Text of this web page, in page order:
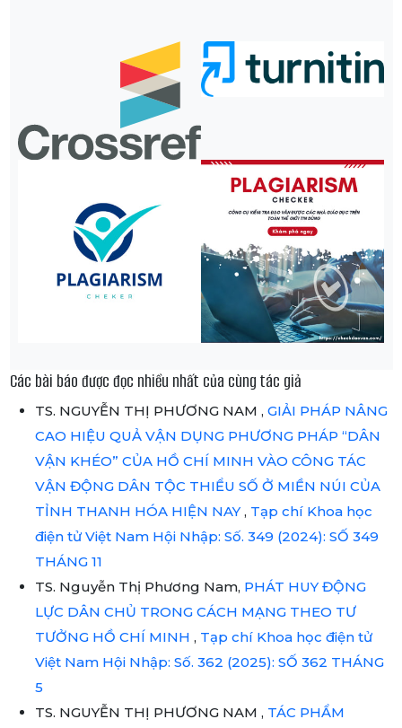
Các bài báo được đọc nhiều nhất của cùng tác giả
TS. NGUYỄN THỊ PHƯƠNG NAM , GIẢI PHÁP NÂNG
CAO HIỆU QUẢ VẬN DỤNG PHƯƠNG PHÁP “DÂN
VẬN KHÉO” CỦA HỒ CHÍ MINH VÀO CÔNG TÁC
VẬN ĐỘNG DÂN TỘC THIỂU SỐ Ở MIỀN NÚI CỦA
TỈNH THANH HÓA HIỆN NAY , Tạp chí Khoa học
điện tử Việt Nam Hội Nhập: Số. 349 (2024): SỐ 349
THÁNG 11
TS. Nguyễn Thị Phương Nam, PHÁT HUY ĐỘNG
LỰC DÂN CHỦ TRONG CÁCH MẠNG THEO TƯ
TƯỞNG HỒ CHÍ MINH , Tạp chí Khoa học điện tử
Việt Nam Hội Nhập: Số. 362 (2025): SỐ 362 THÁNG
5
TS. NGUYỄN THỊ PHƯƠNG NAM , TÁC PHẨM